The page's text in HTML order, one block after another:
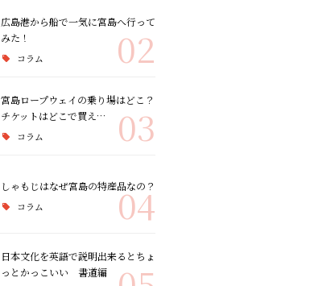
広島港から船で一気に宮島へ行って
みた！
コラム 02
宮島ロープウェイの乗り場はどこ？
チケットはどこで買え…
コラム 03
しゃもじはなぜ宮島の特産品なの？
コラム 04
日本文化を英語で説明出来るとちょ
っとかっこいい 書道編